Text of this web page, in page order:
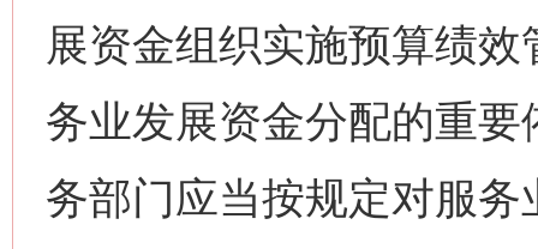
展资金组织实施预算绩
务业发展资金分配的重
务部门应当按规定对服